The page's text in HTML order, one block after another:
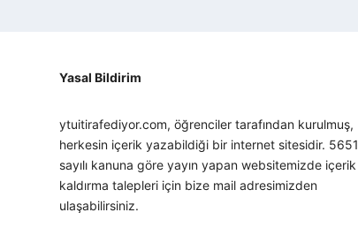
Yasal Bildirim
ytuitirafediyor.com, öğrenciler tarafından kurulmuş,
herkesin içerik yazabildiği bir internet sitesidir. 5651
sayılı kanuna göre yayın yapan websitemizde içerik
kaldırma talepleri için bize mail adresimizden
ulaşabilirsiniz.